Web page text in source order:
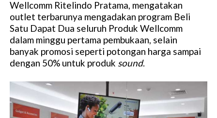
Wellcomm Ritelindo Pratama, mengatakan
outlet terbarunya mengadakan program Beli
Satu Dapat Dua seluruh Produk Wellcomm
dalam minggu pertama pembukaan, selain
banyak promosi seperti potongan harga sampai
dengan 50% untuk produk sound.